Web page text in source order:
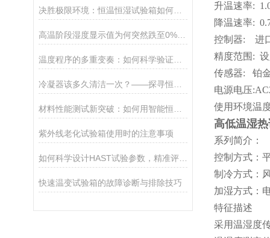
决胜极限环境：恒温恒湿试验箱如何重塑汽车工业未来格局？
高温阶段湿度显示值为何突然跌至0%RH？——箱内明明有湿气，谜底何在？
紫外线老化试验箱使用时的注意事项
如何科学设计HAST试验参数，精准评估微电子材料老化特性？
快速温变试验箱的故障诊断与排除技巧
升温速率:
降温速率:
控制器: 进
精度范围:
传感器: 铂
电源电压
使用环境温
高低温湿
系列简介：
控制方式：
制冷方式：
加湿方式：
特征描述
采用温湿度